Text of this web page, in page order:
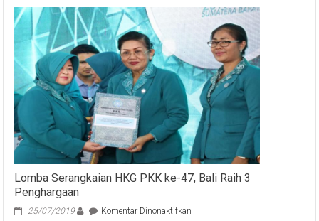
Bayar
Sekda
Dewa
Indra
Apresiasi
Inovasi
Samsat
“QRIS”
Ubud
Lomba Serangkaian HKG PKK ke-47, Bali Raih 3
Penghargaan
25/07/2019 Komentar Dinonaktifkan